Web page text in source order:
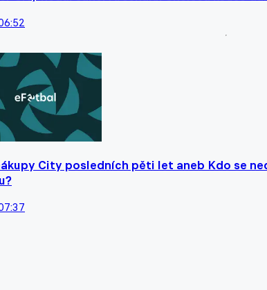
City posledních pěti let aneb Kdo se